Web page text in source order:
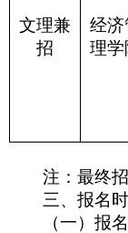
文理兼
招
经济
理学
注：最终
三、报名
（一）报